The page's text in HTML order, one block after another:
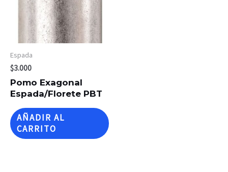
Espada
$3.000
Pomo Exagonal
Espada/Florete PBT
AÑADIR AL
CARRITO